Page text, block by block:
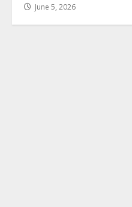
June 5, 2026